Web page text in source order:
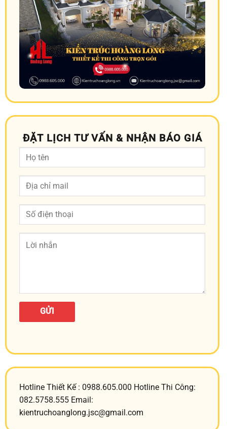
ĐẶT LỊCH TƯ VẤN & NHẬN BÁO GIÁ
Hotline Thiết Kế : 0988.605.000 Hotline Thi Công:
082.5758.555 Email:
kientruchoanglong.jsc@gmail.com